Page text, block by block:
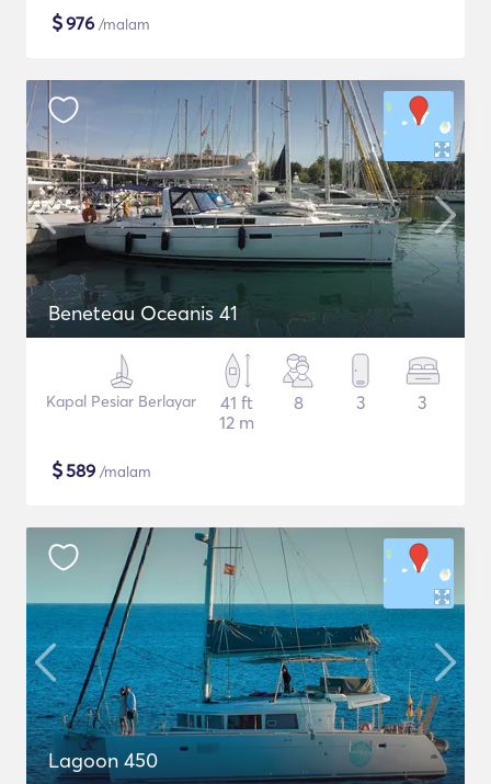
$976 /malam
Beneteau Oceanis 41
Kapal Pesiar Berlayar
41 ft
12 m
8 3 3
$589 /malam
Lagoon 450